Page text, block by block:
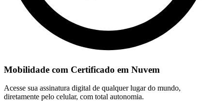
Mobilidade com Certificado em Nuvem
Acesse sua assinatura digital de qualquer lugar do mundo,
diretamente pelo celular, com total autonomia.